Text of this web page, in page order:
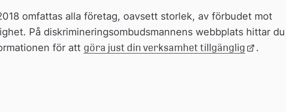
webbplats
omfattas alla företag, oavsett storlek, av förbudet mot
På diskrimineringsombudsmannens webbplats hittar du
för att göra just din verksamhet tillgänglig Länk
.